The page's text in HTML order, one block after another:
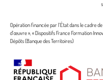
Opération financée par l’État dans le cadre
d’œuvre », « Dispositifs France Formation
Dépôts (Banque des Territoires)